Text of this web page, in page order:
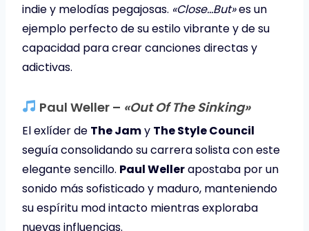
indie y melodías pegajosas. «Close…But»es un
ejemplo perfecto de su estilo vibrante y de su
capacidad para crear canciones directas y
adictivas.
Paul Weller – «Out Of The Sinking»
El exlíder de The Jamy The Style Council
seguía consolidando su carrera solista con este
elegante sencillo. Paul Wellerapostaba por un
sonido más sofisticado y maduro, manteniendo
su espíritu mod intacto mientras exploraba
nuevas influencias.